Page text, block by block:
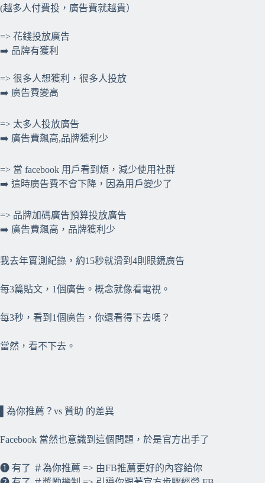
(越多人付費投，廣告費就越貴）
=> 花錢投放廣告
➡️ 品牌有獲利
=> 很多人想獲利，很多人投放
➡️ 廣告費變高
=> 太多人投放廣告
➡️ 廣告費飆高,品牌獲利少
=> 當 facebook 用戶看到煩，減少使用社群
➡️ 這時廣告費不會下降，因為用戶變少了
=> 品牌加碼廣告預算投放廣告
➡️ 廣告費飆高，品牌獲利少
我去年實測紀錄，約15秒就滑到4則眼鏡廣告
每3篇貼文，1個廣告。概念就像看電視。
每3秒，看到1個廣告，你還看得下去嗎？
當然，看不下去。
▌為你推薦？vs 贊助 的差異
Facebook 當然也意識到這個問題，於是官方出手了
❶ 有了 ＃為你推薦 => 由FB推薦更好的內容給你